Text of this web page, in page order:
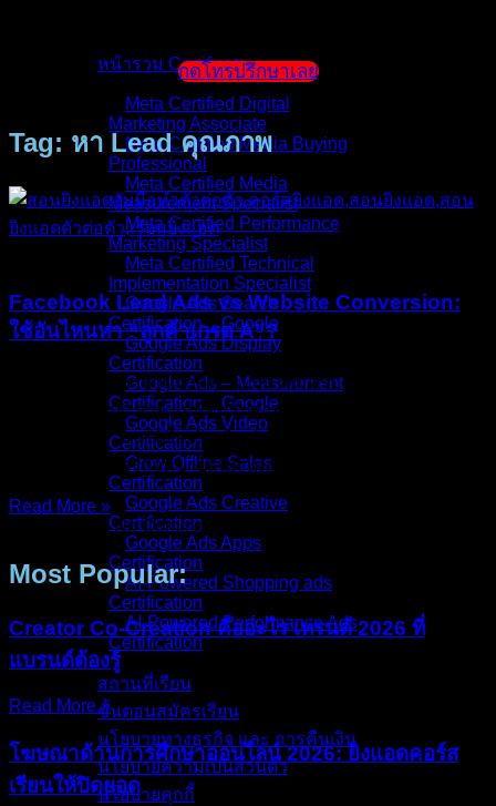
หน้ารวม Certificate
Meta Certified Digital
Marketing Associate
Meta Certified Media Buying
Professional
Meta Certified Media
Measurement Specialist
Meta Certified Performance
Marketing Specialist
Meta Certified Technical
Implementation Specialist
Google Ads Search
Certification _ Google
Google Ads Display
Certification
Google Ads – Measurement
Certification _ Google
Google Ads Video
Certification
Grow Offline Sales
Certification
Google Ads Creative
Certification
Google Ads Apps
Certification
AI-Powered Shopping ads
Certification
AI-Powered Performance Ads
Certification
สถานที่เรียน
ขั้นตอนสมัครเรียน
นโยบายทางธุรกิจ และ การคืนเงิน
นโยบายความเป็นส่วนตัว
นโยบายคุกกี้
กดโทรปรึกษาเลย
Tag: หา Lead คุณภาพ
Facebook Lead Ads vs Website Conversion:
ใช้อันไหนหา “ลูกค้าเกรด A”?
คุณเคยเจอปัญหาชวนปวดหัวแบบนี้ไหมครับ? ทีมเซลส์โทรหา
ลูกค้าทั้งวัน 100 สาย แต่มีคนรับสายจริงแค่ 20 คน… และใน 20
คนนั้น มีคนที่ “สนใจซื้อจริงๆ” แค่คนเดียว (หรือไม่มีเลย!)
สำหรับเจ้าของธุรกิจที่ขายสินค้ามูลค่าสูง (High Ticket) เช่น
Read More »
14/Dec/2025No Comments
Most Popular:
Creator Co-Creation คืออะไร เทรนด์ 2026 ที่
แบรนด์ต้องรู้
Read More »
โฆษณาด้านการศึกษาออนไลน์ 2026: ยิงแอดคอร์ส
เรียนให้ปิดยอด